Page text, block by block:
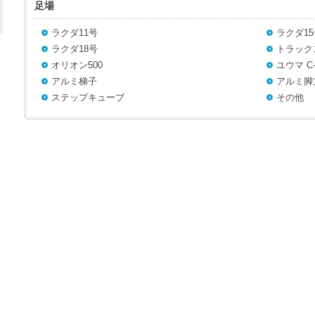
足場
ラクダ11号
ラクダ
ラクダ18号
トラッ
オリオン500
ユウマ
アルミ梯子
アルミ脚
ステップキューブ
その他